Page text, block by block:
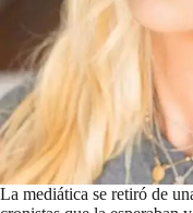
La mediática se retiró de